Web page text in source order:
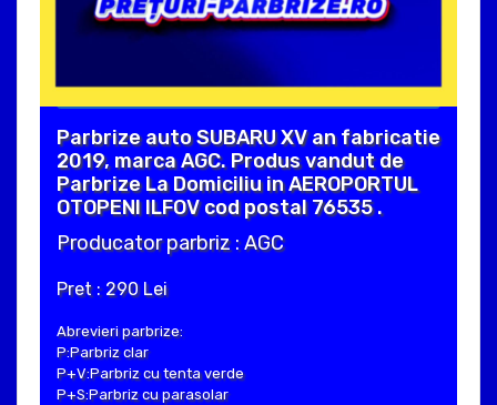
Parbrize auto SUBARU XV an fabricatie
2019, marca AGC. Produs vandut de
Parbrize La Domiciliu in AEROPORTUL
OTOPENI ILFOV cod postal 76535 .
Producator parbriz : AGC
Pret : 290 Lei
Abrevieri parbrize:
P:Parbriz clar
P+V:Parbriz cu tenta verde
P+S:Parbriz cu parasolar